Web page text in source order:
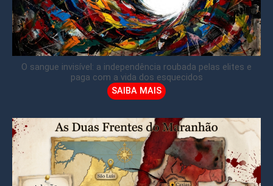
O sangue invisível: a independência roubada pelas elites e
paga com a vida dos esquecidos
SAIBA MAIS